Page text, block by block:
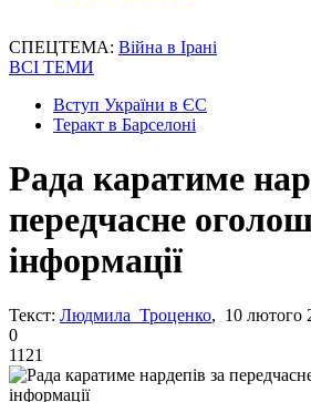
СПЕЦТЕМА: Війна в Ірані
ВСІ ТЕМИ
Вступ України в ЄС
Теракт в Барселоні
Рада каратиме
передчасне
інформації
Текст: Людмила Троценко, 10 лютого
0
1121